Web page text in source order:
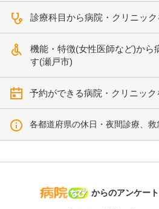
診療科目から病院・クリニッ
機能・特徴(女性医師など)から
す(瀬戸市)
予約ができる病院・クリニッ
各都道府県の休日・夜間診療、救
病院なび
からのアンケー